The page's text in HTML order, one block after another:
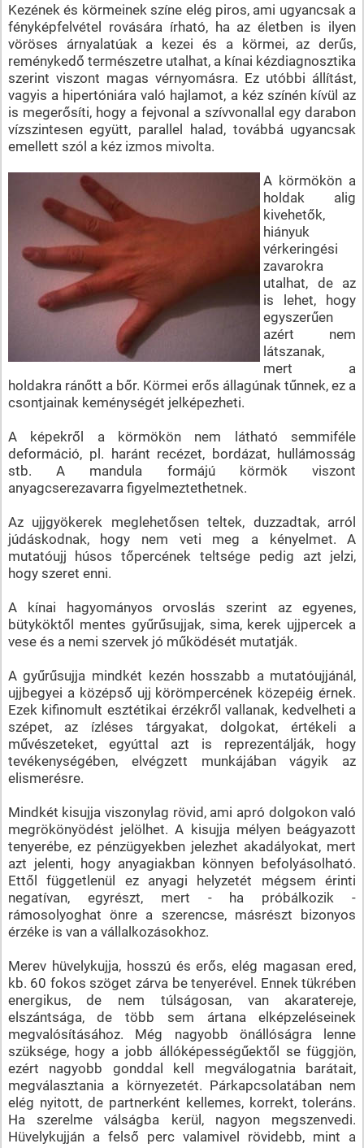
Kezének és körmeinek színe elég piros, ami ugyancsak a
fényképfelvétel rovására írható, ha az életben is ilyen
vöröses árnyalatúak a kezei és a körmei, az derűs,
reménykedő természetre utalhat, a kínai kézdiagnosztika
szerint viszont magas vérnyomásra. Ez utóbbi állítást,
vagyis a hipertóniára való hajlamot, a kéz színén kívül az
is megerősíti, hogy a fejvonal a szívvonallal egy darabon
vízszintesen együtt, parallel halad, továbbá ugyancsak
emellett szól a kéz izmos mivolta.
A körmökön a
holdak alig
kivehetők,
hiányuk
vérkeringési
zavarokra
utalhat, de az
is lehet, hogy
egyszerűen
azért nem
látszanak,
mert a
holdakra ránőtt a bőr. Körmei erős állagúnak tűnnek, ez a
csontjainak keménységét jelképezheti.
A képekről a körmökön nem látható semmiféle
deformáció, pl. haránt recézet, bordázat, hullámosság
stb. A mandula formájú körmök viszont
anyagcserezavarra figyelmeztethetnek.
Az ujjgyökerek meglehetősen teltek, duzzadtak, arról
júdáskodnak, hogy nem veti meg a kényelmet. A
mutatóujj húsos tőpercének teltsége pedig azt jelzi,
hogy szeret enni.
A kínai hagyományos orvoslás szerint az egyenes,
bütyköktől mentes gyűrűsujjak, sima, kerek ujjpercek a
vese és a nemi szervek jó működését mutatják.
A gyűrűsujja mindkét kezén hosszabb a mutatóujjánál,
ujjbegyei a középső ujj körömpercének közepéig érnek.
Ezek kifinomult esztétikai érzékről vallanak, kedvelheti a
szépet, az ízléses tárgyakat, dolgokat, értékeli a
művészeteket, egyúttal azt is reprezentálják, hogy
tevékenységében, elvégzett munkájában vágyik az
elismerésre.
Mindkét kisujja viszonylag rövid, ami apró dolgokon való
megrökönyödést jelölhet. A kisujja mélyen beágyazott
tenyerébe, ez pénzügyekben jelezhet akadályokat, mert
azt jelenti, hogy anyagiakban könnyen befolyásolható.
Ettől függetlenül ez anyagi helyzetét mégsem érinti
negatívan, egyrészt, mert - ha próbálkozik -
rámosolyoghat önre a szerencse, másrészt bizonyos
érzéke is van a vállalkozásokhoz.
Merev hüvelykujja, hosszú és erős, elég magasan ered,
kb. 60 fokos szöget zárva be tenyerével. Ennek tükrében
energikus, de nem túlságosan, van akaratereje,
elszántsága, de több sem ártana elképzeléseinek
megvalósításához. Még nagyobb önállóságra lenne
szüksége, hogy a jobb állóképességűektől se függjön,
ezért nagyobb gonddal kell megválogatnia barátait,
megválasztania a környezetét. Párkapcsolatában nem
elég nyitott, de partnerként kellemes, korrekt, toleráns.
Ha szerelme válságba kerül, nagyon megszenvedi.
Hüvelykujján a felső perc valamivel rövidebb, mint a